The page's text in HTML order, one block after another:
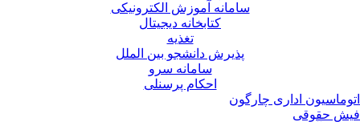
سامانه آموزش الکترونیکی
کتابخانه دیجیتال
تغذیه
پذیرش دانشجو بین الملل
سامانه سرو
احکام پرسنلی
اداری چارگون
حقوقی